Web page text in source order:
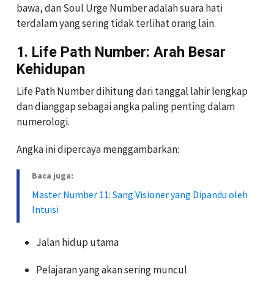
bawa, dan Soul Urge Number adalah suara hati
terdalam yang sering tidak terlihat orang lain.
1. Life Path Number: Arah Besar
Kehidupan
Life Path Number dihitung dari tanggal lahir lengkap
dan dianggap sebagai angka paling penting dalam
numerologi.
Angka ini dipercaya menggambarkan:
Baca juga:
Master Number 11: Sang Visioner yang Dipandu oleh
Intuisi
Jalan hidup utama
Pelajaran yang akan sering muncul